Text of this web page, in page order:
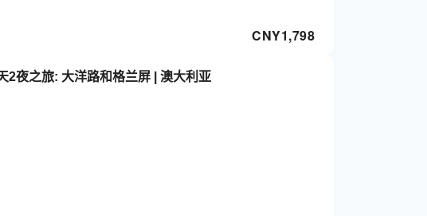
CNY1,798
2夜之旅: 大洋路和格兰屏 | 澳大利亚